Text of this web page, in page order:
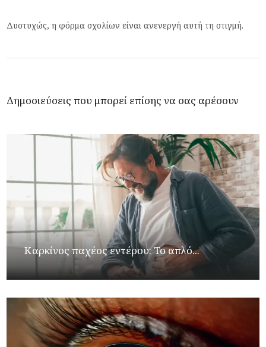
Δυστυχώς, η φόρμα σχολίων είναι ανενεργή αυτή τη στιγμή.
Δημοσιεύσεις που μπορεί επίσης να σας αρέσουν
Καρκίνος παχέος εντέρου: Το απλό...